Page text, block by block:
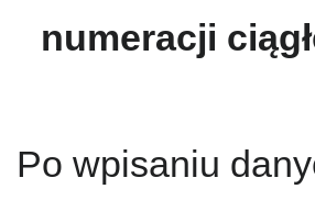
numeracji
Po wpisaniu